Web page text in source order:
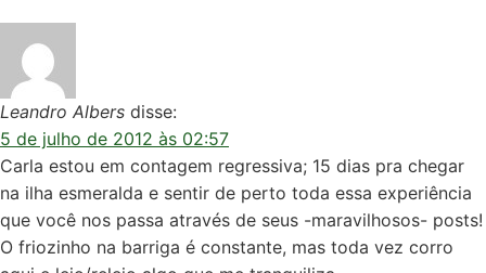
Leandro Albers disse:
5 de julho de 2012 às 02:57
Carla estou em contagem regressiva; 15 dias pra chegar
na ilha esmeralda e sentir de perto toda essa experiência
que você nos passa através de seus -maravilhosos- posts!
O friozinho na barriga é constante, mas toda vez corro